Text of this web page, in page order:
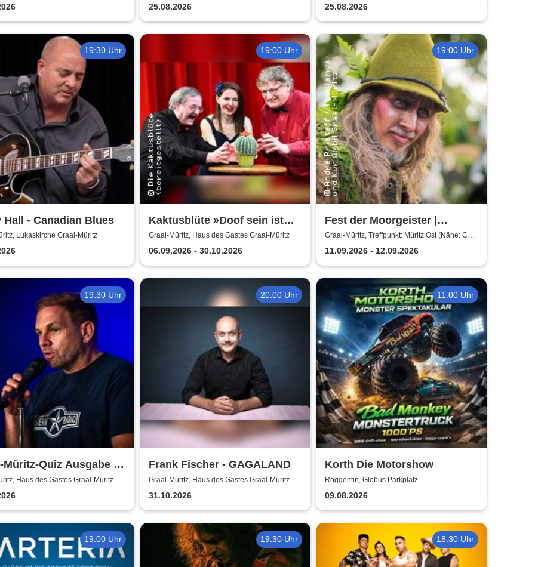
& Friends
25.08.2026
Müritz
25.08.2026
19:30 Uhr
Hall - Canadian Blues
Lukaskirche Graal-Müritz
19:00 Uhr
Kaktusblüte »Doof sein ist
schön«
Graal-Müritz, Haus des Gastes Graal-Müritz
06.09.2026 - 30.10.2026
19:00 Uhr
Fest der Moorgeister |
Abendwanderung
Graal-Müritz, Treffpunkt: Müritz Ost (Nähe: Café
Witt)
11.09.2026 - 12.09.2026
19:30 Uhr
Müritz-Quiz Ausgabe #
Dominik
Haus des Gastes Graal-Müritz
20:00 Uhr
Frank Fischer - GAGALAND
Graal-Müritz, Haus des Gastes Graal-Müritz
31.10.2026
11:00 Uhr
Korth Die Motorshow
Roggentin, Globus Parkplatz
09.08.2026
19:00 Uhr 19:30 Uhr 18:30 Uhr